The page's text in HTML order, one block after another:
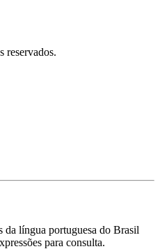
reservados.
da língua portuguesa do Brasil
para consulta.